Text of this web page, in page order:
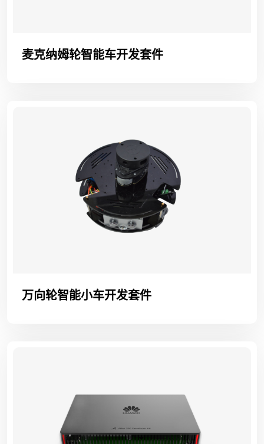
麦克纳姆轮智能车开发套件
万向轮智能小车开发套件